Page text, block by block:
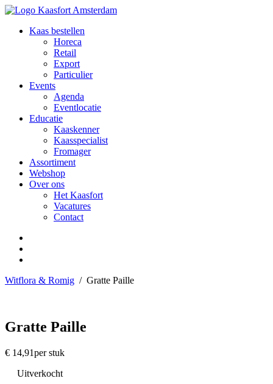
Kaas bestellen
Horeca
Retail
Export
Particulier
Events
Agenda
Eventlocatie
Educatie
Kaaskenner
Kaasspecialist
Fromager
Assortiment
Webshop
Over ons
Het Kaasfort
Vacatures
Contact
Witflora & Romig /Gratte Paille
Gratte Paille
€ 14,91per stuk
Uitverkocht